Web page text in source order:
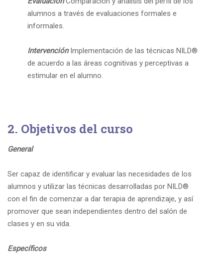
alumnos a través de evaluaciones formales e
informales.
Intervención Implementación de las técnicas NILD®
de acuerdo a las áreas cognitivas y perceptivas a
estimular en el alumno.
2. Objetivos del curso
General
Ser capaz de identificar y evaluar las necesidades de los
alumnos y utilizar las técnicas desarrolladas por NILD®
con el fin de comenzar a dar terapia de aprendizaje, y así
promover que sean independientes dentro del salón de
clases y en su vida.
Específicos